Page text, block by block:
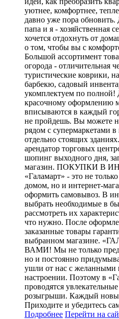
уютнее, комфортнее,
давно уже пора
папа и я - хозяйственная
хочется отдохнуть от
о том, чтобы вы с
Большой ассортимент
огорода - отличительная
туристические коврики,
барбекю, садовый
укомплектуем по
красочному оформлению
вписываются в каждый
не пройдешь. Вы можете
рядом с супермаркетами
отдельно стоящих
арендатор торговых
шопинг выходного дня,
магазин. ПОКУПКИ В
«Галамарт» - это не
домом, но и интернет-
оформить самовывоз. В
выбрать необходимые в
рассмотреть их
что нужно. После
заказанные товары
выбранном магазине.
ВАМИ! Мы не только
но и постоянно
ушли от нас с желанными
настроении. Поэтому в
проводятся
розыгрыши. Каждый
Приходите и убедитесь
Подробнее Перейти на